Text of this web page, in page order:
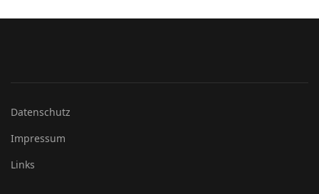
Datenschutz
Impressum
Links